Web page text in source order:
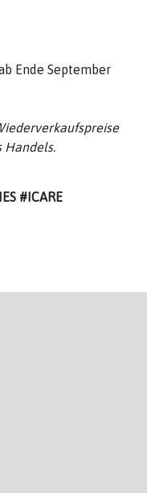
Ende September
Handels.
#ICARE